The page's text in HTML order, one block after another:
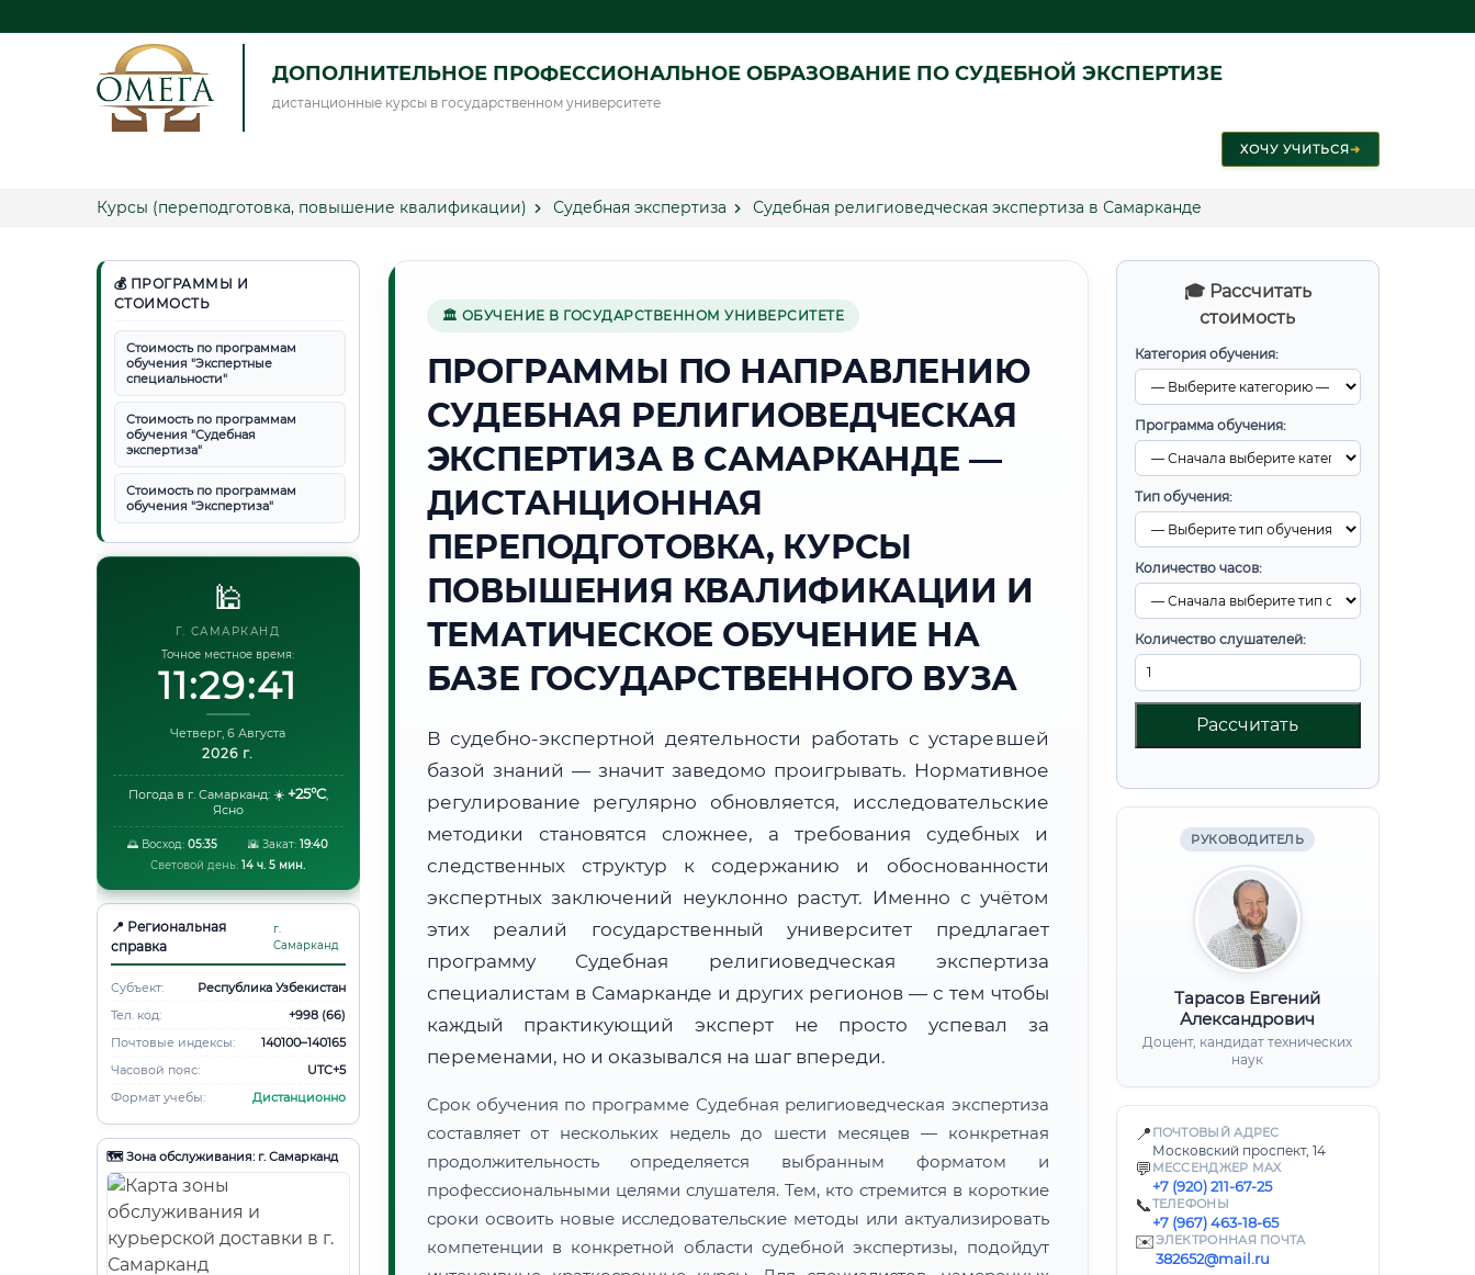
ДОПОЛНИТЕЛЬНОЕ ПРОФЕССИОНАЛЬНОЕ ОБРАЗОВАНИЕ ПО СУДЕБНОЙ ЭКСПЕРТИЗЕ
дистанционные курсы в государственном университете
ХОЧУ УЧИТЬСЯ➜
Курсы (переподготовка, повышение квалификации) Судебная экспертиза Судебная религиоведческая экспертиза в Самарканде
💰 ПРОГРАММЫ И
СТОИМОСТЬ
Стоимость по программам
обучения "Экспертные
специальности"
Стоимость по программам
обучения "Судебная
экспертиза"
Стоимость по программам
обучения "Экспертиза"
🕌
Г. САМАРКАНД
Точное местное время:
11:29:42
Четверг, 6 Августа
2026 г.
Погода в г. Самарканд: ☀️ +25°C,
Ясно
🌅 Восход:05:35 🌇 Закат: 19:40
Световой день: 14 ч. 5 мин.
📍 Региональная
справка
г.
Самарканд
Субъект:
Республика Узбекистан
Тел. код:
+998 (66)
Почтовые индексы:
140100–140165
Часовой пояс:
UTC+5
Формат учебы:
Дистанционно
🗺️ Зона обслуживания: г. Самарканд
🎓 Рассчитать
стоимость
Категория обучения:
Программа обучения:
Тип обучения:
Количество часов:
Количество слушателей:
Рассчитать
РУКОВОДИТЕЛЬ
Тарасов Евгений
Александрович
Доцент, кандидат технических
наук
📍 ПОЧТОВЫЙ АДРЕС
Московский проспект, 14
💬 МЕССЕНДЖЕР MAX
+7 (920) 211-67-25
📞ТЕЛЕФОНЫ
+7 (967) 463-18-65
✉️ЭЛЕКТРОННАЯ ПОЧТА
382652@mail.ru
🏛 ОБУЧЕНИЕ В ГОСУДАРСТВЕННОМ УНИВЕРСИТЕТЕ
ПРОГРАММЫ ПО НАПРАВЛЕНИЮ
СУДЕБНАЯ РЕЛИГИОВЕДЧЕСКАЯ
ЭКСПЕРТИЗА В САМАРКАНДЕ —
ДИСТАНЦИОННАЯ
ПЕРЕПОДГОТОВКА, КУРСЫ
ПОВЫШЕНИЯ КВАЛИФИКАЦИИ И
ТЕМАТИЧЕСКОЕ ОБУЧЕНИЕ НА
БАЗЕ ГОСУДАРСТВЕННОГО ВУЗА
В судебно-экспертной деятельности работать с устаревшей
базой знаний — значит заведомо проигрывать. Нормативное
регулирование регулярно обновляется, исследовательские
методики становятся сложнее, а требования судебных и
следственных структур к содержанию и обоснованности
экспертных заключений неуклонно растут. Именно с учётом
этих реалий государственный университет предлагает
программу Судебная религиоведческая экспертиза
специалистам в Самарканде и других регионов — с тем чтобы
каждый практикующий эксперт не просто успевал за
переменами, но и оказывался на шаг впереди.
Срок обучения по программе Судебная религиоведческая экспертиза
составляет от нескольких недель до шести месяцев — конкретная
продолжительность определяется выбранным форматом и
профессиональными целями слушателя. Тем, кто стремится в короткие
сроки освоить новые исследовательские методы или актуализировать
компетенции в конкретной области судебной экспертизы, подойдут